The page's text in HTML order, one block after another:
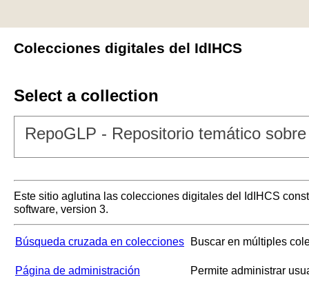
Colecciones digitales del IdIHCS
Select a collection
RepoGLP - Repositorio temático
Este sitio aglutina las colecciones digitales del IdIHCS
software, version 3.
Búsqueda cruzada en colecciones Buscar en múltiples
Página de administración Permite administrar